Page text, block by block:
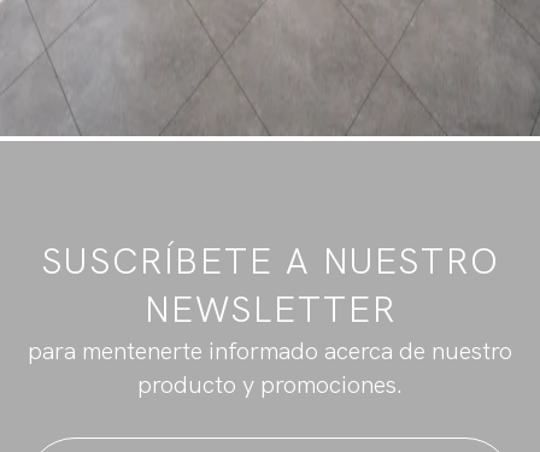
SUSCRÍBETE A NUESTRO
NEWSLETTER
para mentenerte informado acerca de nuestro
producto y promociones.